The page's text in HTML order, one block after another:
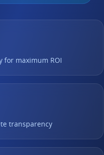
for maximum ROI
transparency